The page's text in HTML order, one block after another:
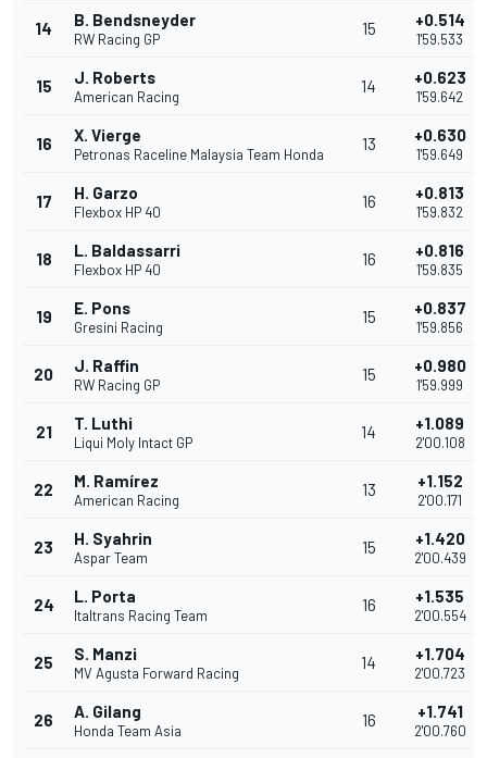
14 B. Bendsneyder
RW Racing GP
15 +0.514
1'59.533
15 J. Roberts
American Racing
14 +0.623
1'59.642
16 X. Vierge
Petronas Raceline Malaysia Team Honda
13 +0.630
1'59.649
17 H. Garzo
Flexbox HP 40
16 +0.813
1'59.832
18 L. Baldassarri
Flexbox HP 40
16 +0.816
1'59.835
19 E. Pons
Gresini Racing
15 +0.837
1'59.856
20 J. Raffin
RW Racing GP
15 +0.980
1'59.999
21 T. Luthi
Liqui Moly Intact GP
14 +1.089
2'00.108
22 M. Ramírez
American Racing
13 +1.152
2'00.171
23 H. Syahrin
Aspar Team
15 +1.420
2'00.439
24 L. Porta
Italtrans Racing Team
16 +1.535
2'00.554
25 S. Manzi
MV Agusta Forward Racing
14 +1.704
2'00.723
26 A. Gilang
Honda Team Asia
16 +1.741
2'00.760